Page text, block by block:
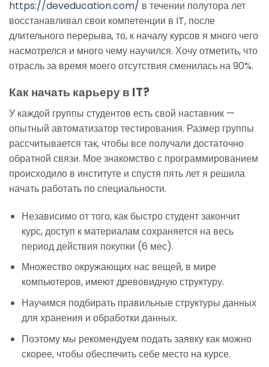
https://deveducation.com/ в течении полутора лет
восстанавливал свои компетенции в IT, после
длительного перерыва, то, к началу курсов я много чего
насмотрелся и много чему научился. Хочу отметить, что
отрасль за время моего отсутствия сменилась на 90%.
Как начать карьеру в IT?
У каждой группы студентов есть свой наставник —
опытный автоматизатор тестирования. Размер группы
рассчитывается так, чтобы все получали достаточно
обратной связи. Мое знакомство с программированием
происходило в институте и спустя пять лет я решила
начать работать по специальности.
Независимо от того, как быстро студент закончит
курс, доступ к материалам сохраняется на весь
период действия покупки (6 мес).
Множество окружающих нас вещей, в мире
компьютеров, имеют древовидную структуру.
Научимся подбирать правильные структуры данных
для хранения и обработки данных.
Поэтому мы рекомендуем подать заявку как можно
скорее, чтобы обеспечить себе место на курсе.